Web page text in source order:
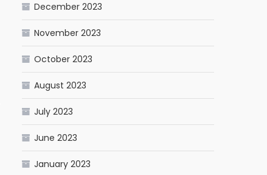
December 2023
November 2023
October 2023
August 2023
July 2023
June 2023
January 2023